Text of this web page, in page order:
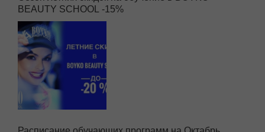
BEAUTY SCHOOL -15%